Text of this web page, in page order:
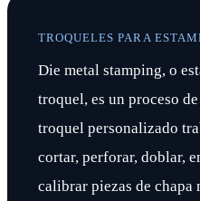
TROQUELES PARA
Die metal stamping, o
troquel, es un proceso
troquel personalizado
cortar, perforar, doblar,
calibrar piezas de chapa